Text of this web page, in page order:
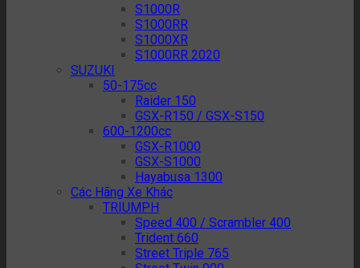
S1000R
S1000RR
S1000XR
S1000RR 2020
SUZUKI
50-175cc
Raider 150
GSX-R150 / GSX-S150
600-1200cc
GSX-R1000
GSX-S1000
Hayabusa 1300
Các Hãng Xe Khác
TRIUMPH
Speed 400 / Scrambler 400
Trident 660
Street Triple 765